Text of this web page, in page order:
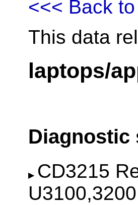
<<< Back
This data
laptops/
Diagnostic
CD3215